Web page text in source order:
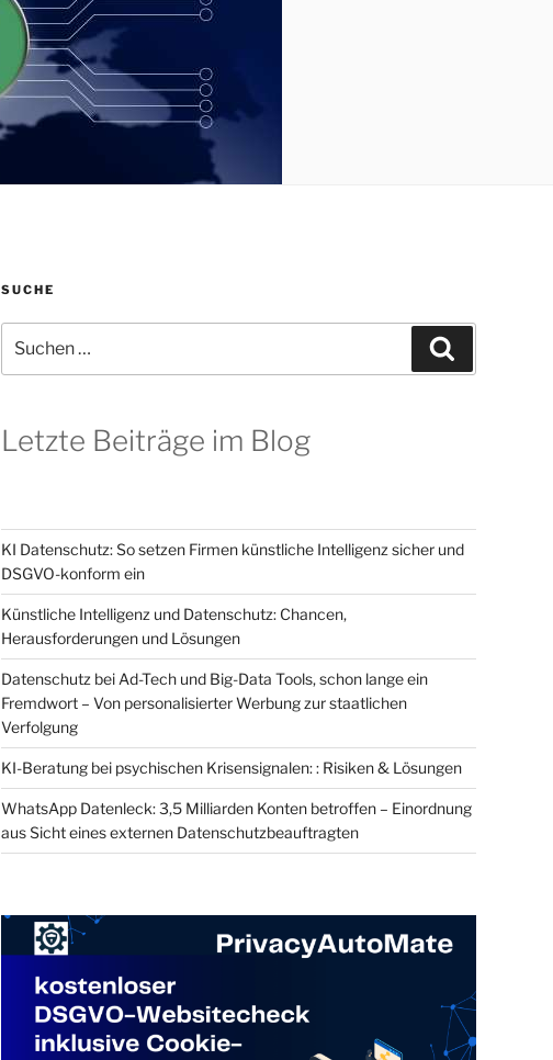
SUCHE
nach:
Letzte Beiträge im Blog
KI Datenschutz: So setzen Firmen künstliche Intelligenz sicher und
DSGVO-konform ein
Künstliche Intelligenz und Datenschutz: Chancen,
Herausforderungen und Lösungen
Datenschutz bei Ad-Tech und Big-Data Tools, schon lange ein
Fremdwort – Von personalisierter Werbung zur staatlichen
Verfolgung
KI-Beratung bei psychischen Krisensignalen: : Risiken & Lösungen
WhatsApp Datenleck: 3,5 Milliarden Konten betroffen – Einordnung
aus Sicht eines externen Datenschutzbeauftragten